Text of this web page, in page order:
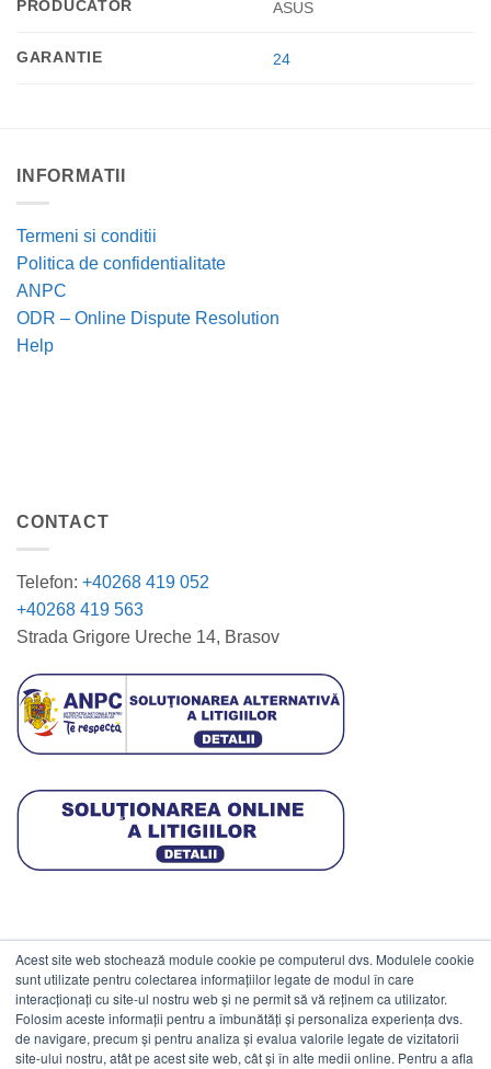
Acest site web stochează module cookie pe computerul dvs. Modulele cookie
sunt utilizate pentru colectarea informațiilor legate de modul în care
interacționați cu site-ul nostru web și ne permit să vă reținem ca utilizator.
Folosim aceste informații pentru a îmbunătăți și personaliza experiența dvs.
de navigare, precum și pentru analiza și evalua valorile legate de vizitatorii
site-ului nostru, atât pe acest site web, cât și în alte medii online. Pentru a afla
PRODUCATOR ASUS
GARANTIE 24
INFORMATII
Termeni si conditii
Politica de confidentialitate
ANPC
ODR – Online Dispute Resolution
Help
CONTACT
Telefon: +40268 419 052
+40268 419 563
Strada Grigore Ureche 14, Brasov
DATE COMERCIALE
ESTICO S.R.L.
CIF: RO1094402.